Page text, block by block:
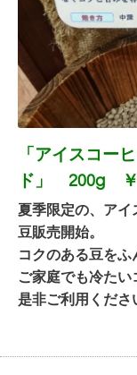
「アイスコー
ド」 200g ￥
夏季限定の、アイ
豆販売開始。
コクのある豆をふ
ご家庭でも冷たい
是非ご利用くださ